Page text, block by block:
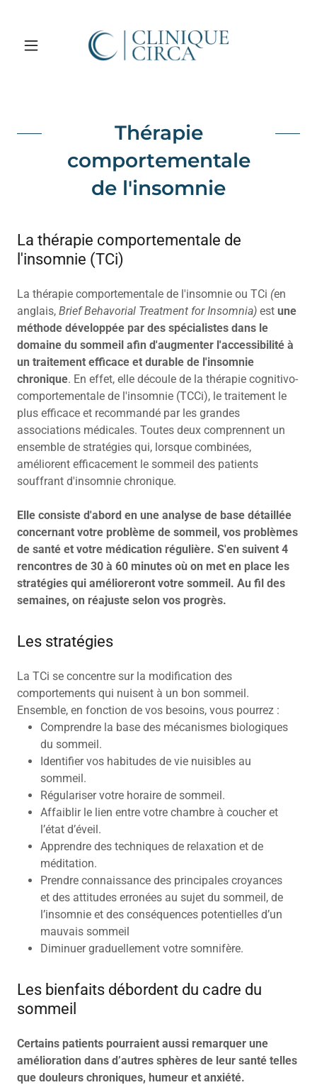
Thérapie
comportementale
de l'insomnie
La thérapie comportementale de
l'insomnie (TCi)
La thérapie comportementale de l'insomnie ou TCi (en
anglais, Brief Behavorial Treatment for Insomnia) est une
méthode développée par des spécialistes dans le
domaine du sommeil afin d'augmenter l'accessibilité à
un traitement efficace et durable de l'insomnie
chronique. En effet, elle découle de la thérapie cognitivo-
comportementale de l'insomnie (TCCi), le traitement le
plus efficace et recommandé par les grandes
associations médicales. Toutes deux comprennent un
ensemble de stratégies qui, lorsque combinées,
améliorent efficacement le sommeil des patients
souffrant d'insomnie chronique.
Elle consiste d'abord en une analyse de base détaillée
concernant votre problème de sommeil, vos problèmes
de santé et votre médication régulière. S'en suivent 4
rencontres de 30 à 60 minutes où on met en place les
stratégies qui amélioreront votre sommeil. Au fil des
semaines, on réajuste selon vos progrès.
Les stratégies
La TCi se concentre sur la modification des
comportements qui nuisent à un bon sommeil.
Ensemble, en fonction de vos besoins, vous pourrez :
Comprendre la base des mécanismes biologiques
du sommeil.
Identifier vos habitudes de vie nuisibles au
sommeil.
Régulariser votre horaire de sommeil.
Affaiblir le lien entre votre chambre à coucher et
l’état d’éveil.
Apprendre des techniques de relaxation et de
méditation.
Prendre connaissance des principales croyances
et des attitudes erronées au sujet du sommeil, de
l’insomnie et des conséquences potentielles d’un
mauvais sommeil
Diminuer graduellement votre somnifère.
Les bienfaits débordent du cadre du
sommeil
Certains patients pourraient aussi remarquer une
amélioration dans d’autres sphères de leur santé telles
que douleurs chroniques, humeur et anxiété.